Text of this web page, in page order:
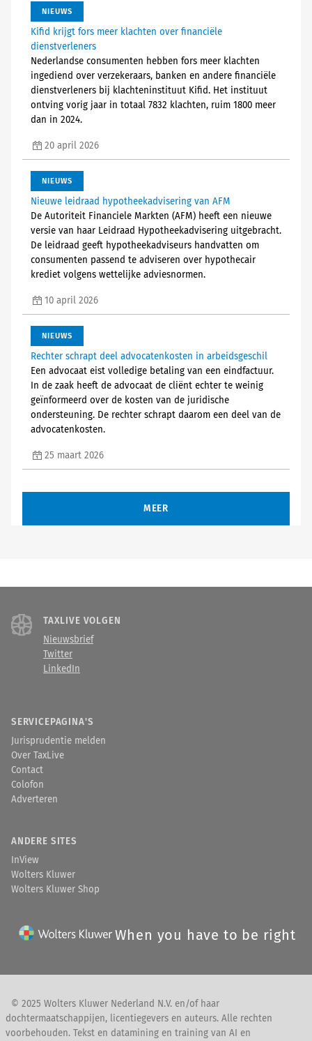
NIEUWS
Kifid krijgt fors meer klachten over financiële
dienstverleners
Nederlandse consumenten hebben fors meer klachten
ingediend over verzekeraars, banken en andere financiële
dienstverleners bij klachteninstituut Kifid. Het instituut
ontving vorig jaar in totaal 7832 klachten, ruim 1800 meer
dan in 2024.
20 april 2026
NIEUWS
Nieuwe leidraad hypotheekadvisering van AFM
De Autoriteit Financiele Markten (AFM) heeft een nieuwe
versie van haar Leidraad Hypotheekadvisering uitgebracht.
De leidraad geeft hypotheekadviseurs handvatten om
consumenten passend te adviseren over hypothecair
krediet volgens wettelijke adviesnormen.
10 april 2026
NIEUWS
Rechter schrapt deel advocatenkosten in arbeidsgeschil
Een advocaat eist volledige betaling van een eindfactuur.
In de zaak heeft de advocaat de cliënt echter te weinig
geïnformeerd over de kosten van de juridische
ondersteuning. De rechter schrapt daarom een deel van de
advocatenkosten.
25 maart 2026
MEER
TAXLIVE VOLGEN
Nieuwsbrief
Twitter
LinkedIn
SERVICEPAGINA'S
Jurisprudentie melden
Over TaxLive
Contact
Colofon
Adverteren
ANDERE SITES
InView
Wolters Kluwer
Wolters Kluwer Shop
When you have to be right
© 2025 Wolters Kluwer Nederland N.V. en/of haar
dochtermaatschappijen, licentiegevers en auteurs. Alle rechten
voorbehouden. Tekst en datamining en training van AI en